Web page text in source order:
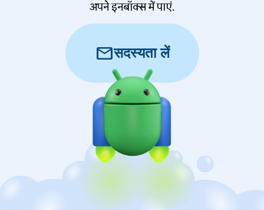
अपने इनबॉक्स में पाएं.
mailसदस्यता लें